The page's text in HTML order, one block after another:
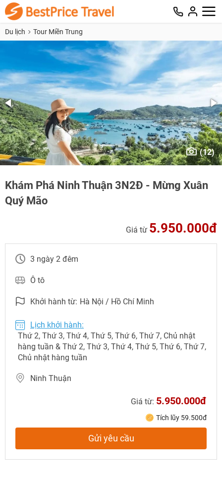
Du lịch Tour Miền Trung
(12)
Khám Phá Ninh Thuận 3N2Đ - Mừng Xuân
Quý Mão
Giá từ 5.950.000đ
3 ngày 2 đêm
Ô tô
Khởi hành từ: Hà Nội / Hồ Chí Minh
Lịch khởi hành:
Thứ 2, Thứ 3, Thứ 4, Thứ 5, Thứ 6, Thứ 7, Chủ nhật
hàng tuần & Thứ 2, Thứ 3, Thứ 4, Thứ 5, Thứ 6, Thứ 7,
Chủ nhật hàng tuần
Ninh Thuận
Giá từ: 5.950.000đ
Tích lũy 59.500đ
Gửi yêu cầu
TƯ VẤN NGAY